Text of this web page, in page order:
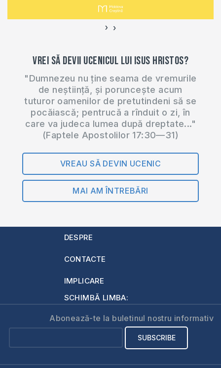
‹ ›
Vrei să devii ucenicul lui Isus Hristos?
"Dumnezeu nu ține seama de vremurile
de neștiință, și poruncește acum
tuturor oamenilor de pretutindeni să se
pocăiască; pentrucă a rînduit o zi, în
care va judeca lumea după dreptate..."
(Faptele Apostolilor 17:30—31)
VREAU SĂ DEVIN UCENIC
MAI AM ÎNTREBĂRI
DESPRE
CONTACTE
IMPLICARE
SCHIMBĂ LIMBA:
Abonează-te la buletinul nostru informativ